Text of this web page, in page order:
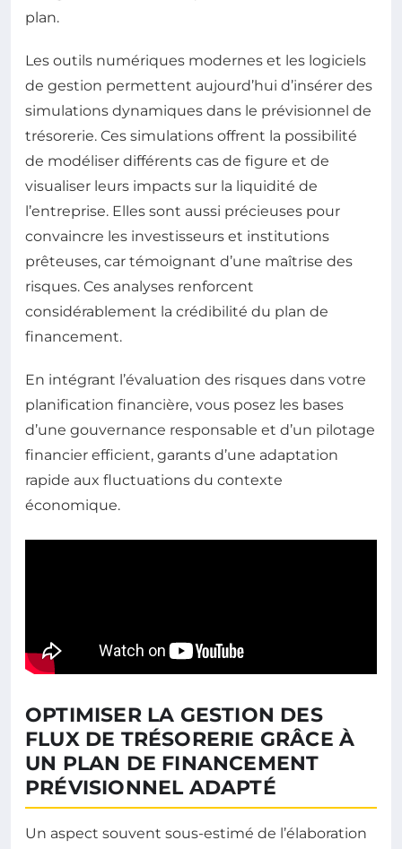
plan.
Les outils numériques modernes et les logiciels
de gestion permettent aujourd’hui d’insérer des
simulations dynamiques dans le prévisionnel de
trésorerie. Ces simulations offrent la possibilité
de modéliser différents cas de figure et de
visualiser leurs impacts sur la liquidité de
l’entreprise. Elles sont aussi précieuses pour
convaincre les investisseurs et institutions
prêteuses, car témoignant d’une maîtrise des
risques. Ces analyses renforcent
considérablement la crédibilité du plan de
financement.
En intégrant l’évaluation des risques dans votre
planification financière, vous posez les bases
d’une gouvernance responsable et d’un pilotage
financier efficient, garants d’une adaptation
rapide aux fluctuations du contexte
économique.
OPTIMISER LA GESTION DES
FLUX DE TRÉSORERIE GRÂCE À
UN PLAN DE FINANCEMENT
PRÉVISIONNEL ADAPTÉ
Un aspect souvent sous-estimé de l’élaboration